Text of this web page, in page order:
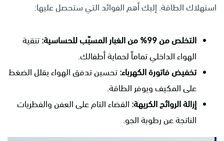
استهلاك الطاقة. إليك أهم الفوائد التي ستحصل عليها:
التخلص من 99% من الغبار المسبّب للحساسية:
تنقية
الهواء الداخلي تماماً لحماية أطفالك.
تخفيض فاتورة الكهرباء:تحسين تدفق الهواء يقلل الضغط
على المكيف ويوفر الطاقة.
إزالة الروائح الكريهة: القضاء التام على العفن والفطريات
الناتجة عن رطوبة الجو.